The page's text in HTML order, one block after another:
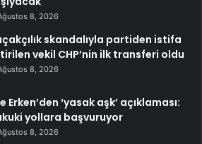
8, 2026
skandalıyla partiden istifa
vekil CHP’nin ilk transferi oldu
8, 2026
Erken’den ‘yasak aşk’ açıklaması:
yollara başvuruyor
8, 2026